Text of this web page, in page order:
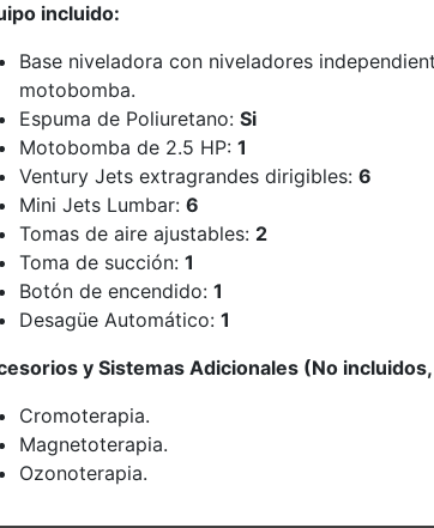
incluido:
Base niveladora con niveladores
motobomba.
Espuma de Poliuretano: Si
Motobomba de 2.5 HP: 1
Ventury Jets extragrandes dirigibles: 6
Mini Jets Lumbar: 6
Tomas de aire ajustables: 2
Toma de succión: 1
Botón de encendido: 1
Desagüe Automático: 1
y Sistemas Adicionales (No
Cromoterapia.
Magnetoterapia.
Ozonoterapia.